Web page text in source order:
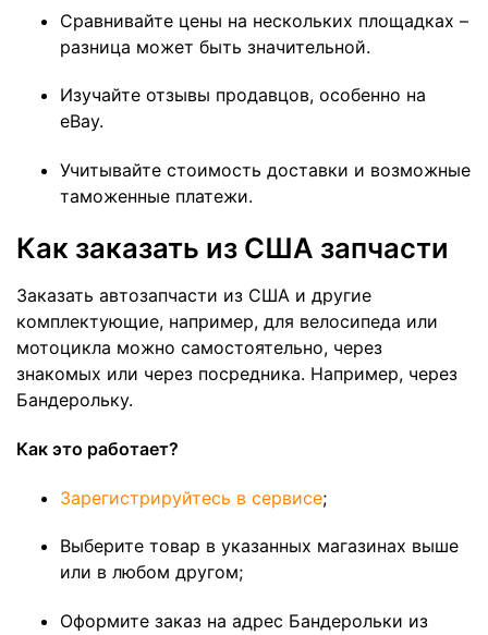
Сравнивайте цены на нескольких площадках –
разница может быть значительной.
Изучайте отзывы продавцов, особенно на
eBay.
Учитывайте стоимость доставки и возможные
таможенные платежи.
Как заказать из США запчасти
Заказать автозапчасти из США и другие
комплектующие, например, для велосипеда или
мотоцикла можно самостоятельно, через
знакомых или через посредника. Например, через
Бандерольку.
Как это работает?
Зарегистрируйтесь в сервисе;
Выберите товар в указанных магазинах выше
или в любом другом;
Оформите заказ на адрес Бандерольки из